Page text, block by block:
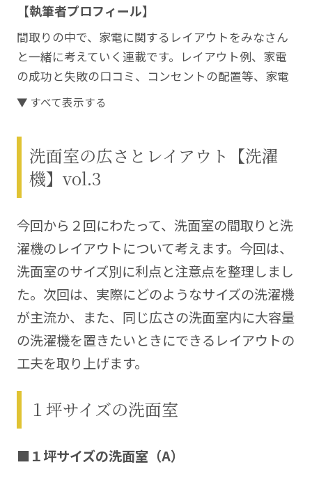
【執筆者プロフィール】
間取りの中で、家電に関するレイアウトをみなさん
と一緒に考えていく連載です。レイアウト例、家電
の成功と失敗の口コミ、コンセントの配置等、家電
にまつわるトピックを取り上げていきます。
https://blog.kisekinomyhome.com/
集部
間取り図：株式会社ホームプランニング1000
▼ すべて表示する
洗面室の広さとレイアウト【洗濯
機】vol.3
今回から２回にわたって、洗面室の間取りと洗
濯機のレイアウトについて考えます。今回は、
洗面室のサイズ別に利点と注意点を整理しまし
た。次回は、実際にどのようなサイズの洗濯機
が主流か、また、同じ広さの洗面室内に大容量
の洗濯機を置きたいときにできるレイアウトの
工夫を取り上げます。
１坪サイズの洗面室
■１坪サイズの洗面室（A）